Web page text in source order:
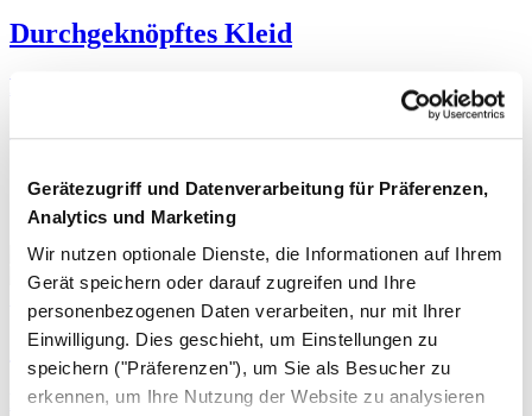
Gerätezugriff und Datenverarbeitung für Präferenzen,
Analytics und Marketing
Wir nutzen optionale Dienste, die Informationen auf Ihrem
Gerät speichern oder darauf zugreifen und Ihre
personenbezogenen Daten verarbeiten, nur mit Ihrer
Einwilligung. Dies geschieht, um Einstellungen zu
speichern ("Präferenzen"), um Sie als Besucher zu
erkennen, um Ihre Nutzung der Website zu analysieren
Durchgeknöpftes Kleid
Leichter Baumwoll-Cord
Sofort in den Warenkorb
Stückgefärbtes Kleid
Baumwoll-Twill